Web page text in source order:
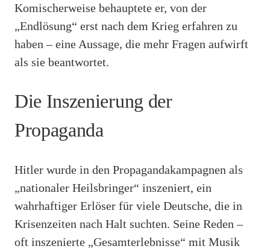
Komischerweise behauptete er, von der
„Endlösung“ erst nach dem Krieg erfahren zu
haben – eine Aussage, die mehr Fragen aufwirft
als sie beantwortet.
Die Inszenierung der
Propaganda
Hitler wurde in den Propagandakampagnen als
„nationaler Heilsbringer“ inszeniert, ein
wahrhaftiger Erlöser für viele Deutsche, die in
Krisenzeiten nach Halt suchten. Seine Reden –
oft inszenierte „Gesamterlebnisse“ mit Musik